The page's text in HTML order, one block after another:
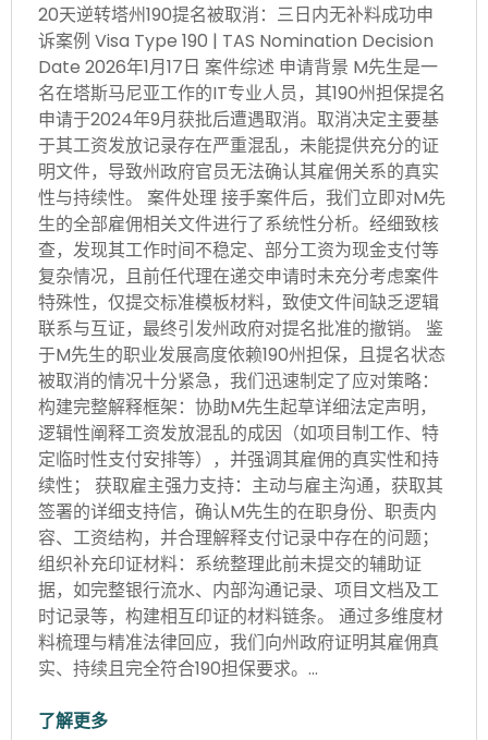
20天逆转塔州190提名被取消：三日内无补料成功申
诉案例 Visa Type 190 | TAS Nomination Decision
Date 2026年1月17日 案件综述 申请背景 M先生是一
名在塔斯马尼亚工作的IT专业人员，其190州担保提名
申请于2024年9月获批后遭遇取消。取消决定主要基
于其工资发放记录存在严重混乱，未能提供充分的证
明文件，导致州政府官员无法确认其雇佣关系的真实
性与持续性。 案件处理 接手案件后，我们立即对M先
生的全部雇佣相关文件进行了系统性分析。经细致核
查，发现其工作时间不稳定、部分工资为现金支付等
复杂情况，且前任代理在递交申请时未充分考虑案件
特殊性，仅提交标准模板材料，致使文件间缺乏逻辑
联系与互证，最终引发州政府对提名批准的撤销。 鉴
于M先生的职业发展高度依赖190州担保，且提名状态
被取消的情况十分紧急，我们迅速制定了应对策略：
构建完整解释框架：协助M先生起草详细法定声明，
逻辑性阐释工资发放混乱的成因（如项目制工作、特
定临时性支付安排等），并强调其雇佣的真实性和持
续性； 获取雇主强力支持：主动与雇主沟通，获取其
签署的详细支持信，确认M先生的在职身份、职责内
容、工资结构，并合理解释支付记录中存在的问题；
组织补充印证材料：系统整理此前未提交的辅助证
据，如完整银行流水、内部沟通记录、项目文档及工
时记录等，构建相互印证的材料链条。 通过多维度材
料梳理与精准法律回应，我们向州政府证明其雇佣真
实、持续且完全符合190担保要求。…
了解更多